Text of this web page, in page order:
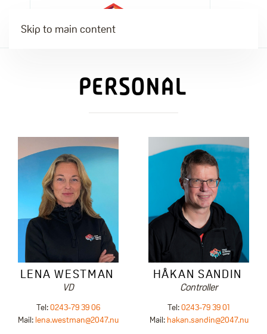
Skip to main content
PERSONAL
LENA WESTMAN
VD
Tel:0243-79 39 06
Mail: lena.westman@2047.nu
HÅKAN SANDIN
Controller
Tel:0243-79 39 01
Mail: hakan.sandin@2047.nu